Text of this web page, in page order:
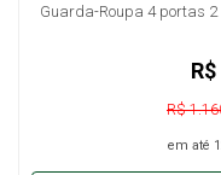
Guarda-Roupa 4 portas 2
R$
em até